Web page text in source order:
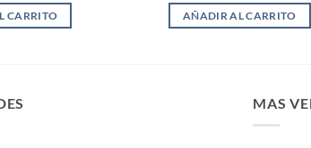
CARRITO AÑADIR AL CARRITO
MAS